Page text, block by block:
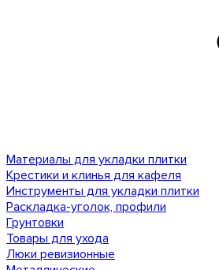
Материалы для укладки плитки
Крестики и клинья для кафеля
Инструменты для укладки плитки
Раскладка-уголок, профили
Грунтовки
Товары для ухода
Люки ревизионные